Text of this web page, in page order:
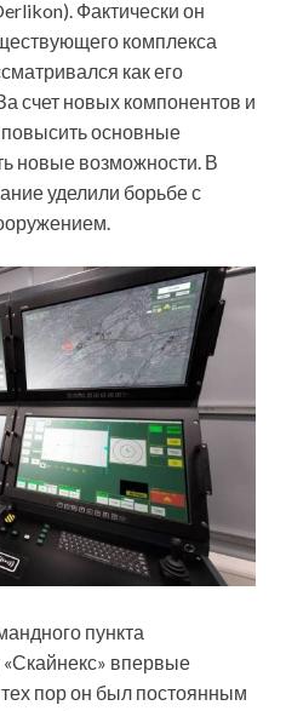
Фактически он
комплекса
как его
счет новых компонентов и
основные
новые возможности. В
уделили борьбе с
пункта
впервые
тех пор он был постоянным